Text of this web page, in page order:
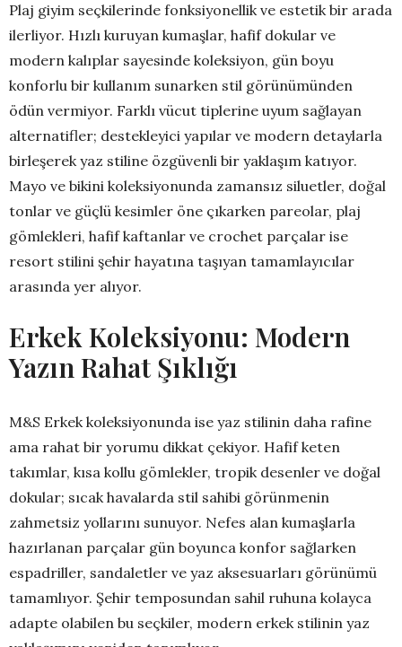
Plaj giyim seçkilerinde fonksiyonellik ve estetik bir arada
ilerliyor. Hızlı kuruyan kumaşlar, hafif dokular ve
modern kalıplar sayesinde koleksiyon, gün boyu
konforlu bir kullanım sunarken stil görünümünden
ödün vermiyor. Farklı vücut tiplerine uyum sağlayan
alternatifler; destekleyici yapılar ve modern detaylarla
birleşerek yaz stiline özgüvenli bir yaklaşım katıyor.
Mayo ve bikini koleksiyonunda zamansız siluetler, doğal
tonlar ve güçlü kesimler öne çıkarken pareolar, plaj
gömlekleri, hafif kaftanlar ve crochet parçalar ise
resort stilini şehir hayatına taşıyan tamamlayıcılar
arasında yer alıyor.
Erkek Koleksiyonu: Modern
Yazın Rahat Şıklığı
M&S Erkek koleksiyonunda ise yaz stilinin daha rafine
ama rahat bir yorumu dikkat çekiyor. Hafif keten
takımlar, kısa kollu gömlekler, tropik desenler ve doğal
dokular; sıcak havalarda stil sahibi görünmenin
zahmetsiz yollarını sunuyor. Nefes alan kumaşlarla
hazırlanan parçalar gün boyunca konfor sağlarken
espadriller, sandaletler ve yaz aksesuarları görünümü
tamamlıyor. Şehir temposundan sahil ruhuna kolayca
adapte olabilen bu seçkiler, modern erkek stilinin yaz